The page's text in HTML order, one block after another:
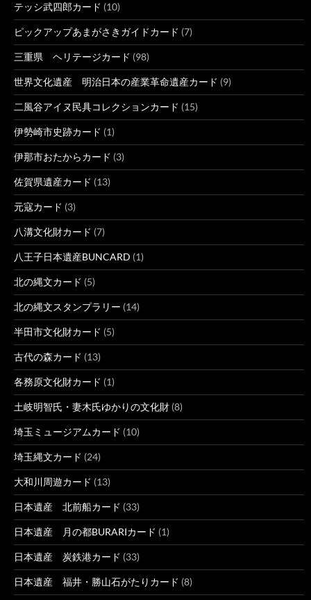
テッシ武四郎カード (10)
ピックアップあまがさきガイドカード (7)
三重県 ヘリテージカード (98)
世界文化遺産 明治日本の産業革命遺産カード (9)
二風谷アイヌ民具コレクションカード (15)
伊勢崎市史跡カード (1)
伊那市おたからカード (3)
佐賀県遺産カード (13)
元寇カード (3)
八溝文化財カード (7)
八王子日本遺産BUNCARD (1)
北の縄文カード (5)
北の縄文スタンプラリー (14)
半田市文化財カード (5)
古代の森カード (13)
各務原文化財カード (1)
土岐明智氏・妻木氏ゆかりの文化財 (8)
埼玉ミュージアムカード (10)
埼玉縄文カード (24)
大和川周遊カード (13)
日本遺産 北前船カード (33)
日本遺産 月の都BURARIカード (1)
日本遺産 炭鉄港カード (33)
日本遺産 福井・勝山石がたりカード (8)